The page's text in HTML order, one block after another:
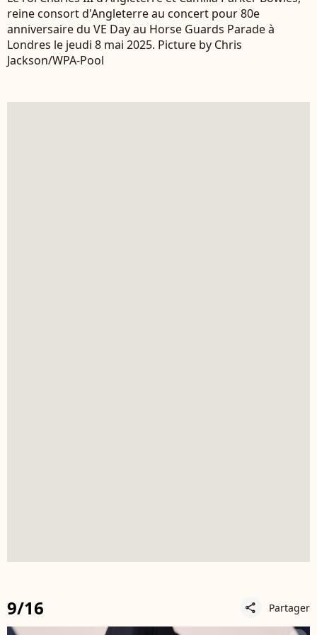
reine consort d'Angleterre au concert pour 80e
anniversaire du VE Day au Horse Guards Parade à
Londres le jeudi 8 mai 2025. Picture by Chris
Jackson/WPA-Pool
9/16 share Partager